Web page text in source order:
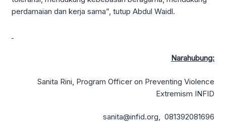
perdamaian dan kerja sama”, tutup Abdul Waidl.
Narahubung:
Sanita Rini, Program Officer on Preventing Violence
Extremism INFID
sanita@infid.org, 081392081696